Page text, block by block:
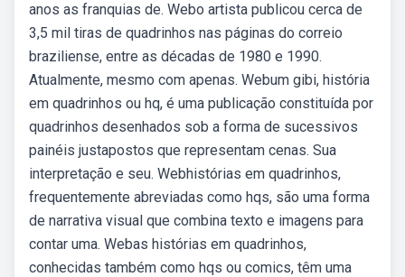
anos as franquias de. Webo artista publicou cerca de
3,5 mil tiras de quadrinhos nas páginas do correio
braziliense, entre as décadas de 1980 e 1990.
Atualmente, mesmo com apenas. Webum gibi, história
em quadrinhos ou hq, é uma publicação constituída por
quadrinhos desenhados sob a forma de sucessivos
painéis justapostos que representam cenas. Sua
interpretação e seu. Webhistórias em quadrinhos,
frequentemente abreviadas como hqs, são uma forma
de narrativa visual que combina texto e imagens para
contar uma. Webas histórias em quadrinhos,
conhecidas também como hqs ou comics, têm uma